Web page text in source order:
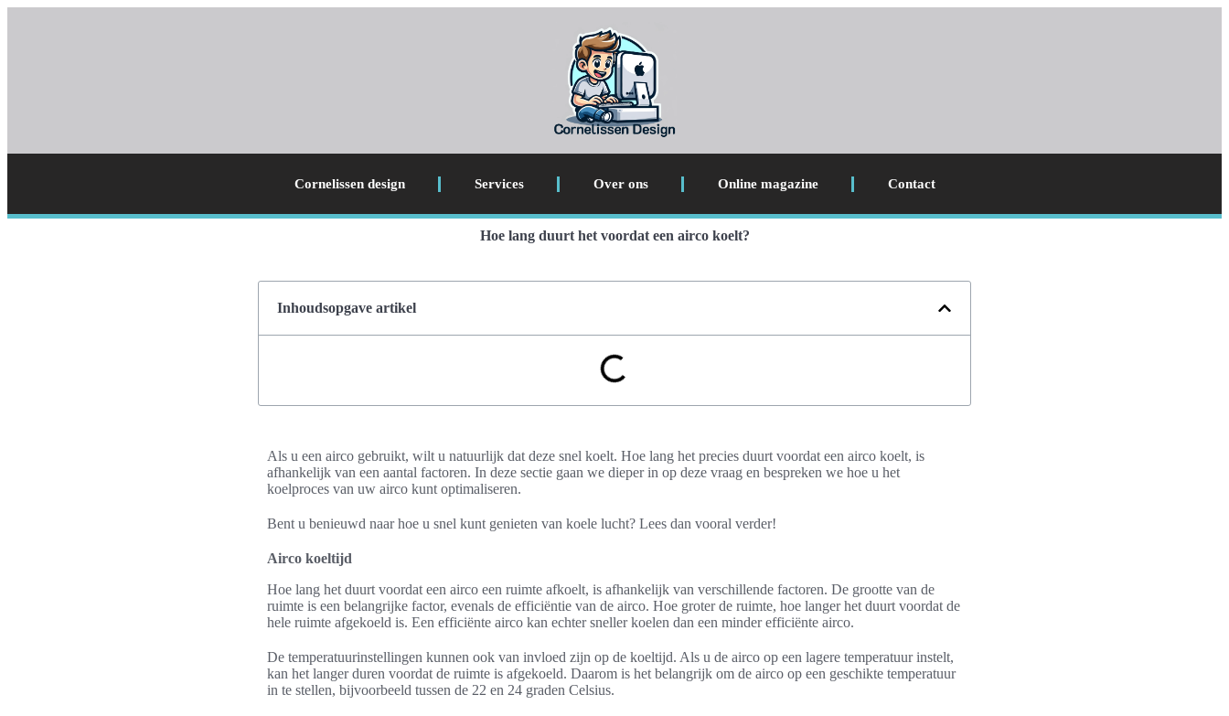
Cornelissen design Services Over ons Online magazine Contact
Hoe lang duurt het voordat een airco koelt?
Inhoudsopgave artikel
Als u een airco gebruikt, wilt u natuurlijk dat deze snel koelt. Hoe lang het precies duurt voordat een airco koelt, is
afhankelijk van een aantal factoren. In deze sectie gaan we dieper in op deze vraag en bespreken we hoe u het
koelproces van uw airco kunt optimaliseren.
Bent u benieuwd naar hoe u snel kunt genieten van koele lucht? Lees dan vooral verder!
Airco koeltijd
Hoe lang het duurt voordat een airco een ruimte afkoelt, is afhankelijk van verschillende factoren. De grootte van de
ruimte is een belangrijke factor, evenals de efficiëntie van de airco. Hoe groter de ruimte, hoe langer het duurt voordat de
hele ruimte afgekoeld is. Een efficiënte airco kan echter sneller koelen dan een minder efficiënte airco.
De temperatuurinstellingen kunnen ook van invloed zijn op de koeltijd. Als u de airco op een lagere temperatuur instelt,
kan het langer duren voordat de ruimte is afgekoeld. Daarom is het belangrijk om de airco op een geschikte temperatuur
in te stellen, bijvoorbeeld tussen de 22 en 24 graden Celsius.